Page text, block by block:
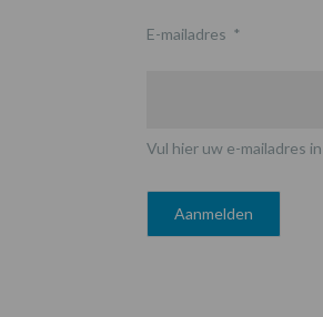
E-mailadres *
Vul hier uw e-mailadres in